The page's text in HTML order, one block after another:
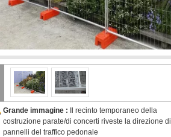
Grande immagine :
Il recinto temporaneo della
costruzione parate/di concerti riveste la direzione di
pannelli del traffico pedonale